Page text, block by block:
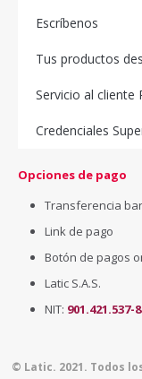
Escríbenos
Tus productos
Servicio al cliente
Credenciales
Opciones de pago
Transferencia
Link de pago
Botón de pagos
Latic S.A.S.
NIT: 901.421.537-8
© Latic. 2021. Todos